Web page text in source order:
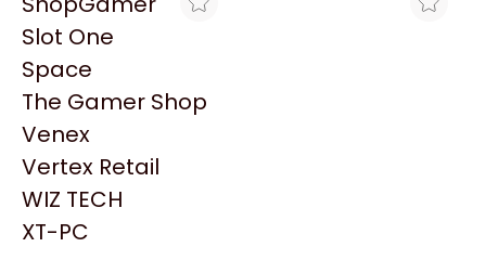
Razer
Redragon
Samsung
Sandisk
Sapphire
Seagate
Sentey
Solarmax
Slot One
Space
The Gamer Shop
Venex
Vertex Retail
WIZ TECH
XT-PC
HT ACCESORIO CURVA
PLANA 90? P/18X21 -
X25U
$1.779